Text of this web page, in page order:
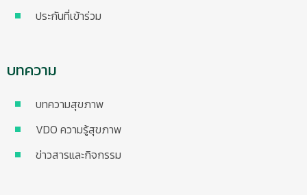
ประกันที่เข้าร่วม
บทความ
บทความสุขภาพ
VDO ความรู้สุขภาพ
ข่าวสารและกิจกรรม